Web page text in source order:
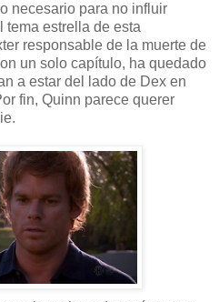
necesario para no influir
tema estrella de esta
responsable de la muerte de
un solo capítulo, ha quedado
a estar del lado de Dex en
fin, Quinn parece querer